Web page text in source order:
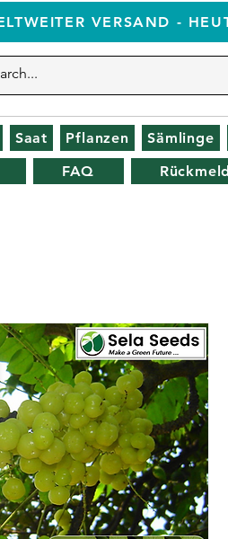
VERSAND -
Saat Pflanzen Sämlinge
FAQ